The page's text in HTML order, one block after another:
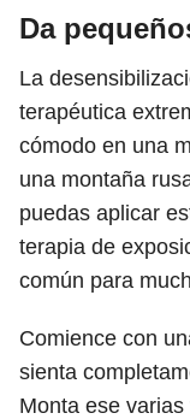
Da
La
terapéutica
cómodo en una
una montaña
puedas aplicar
terapia de
común para
Comience con
sienta
Monta ese